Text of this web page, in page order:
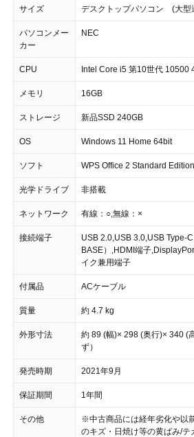
サイズ デスクトップパソコン (大型
パソコンメー
カー
NEC
CPU Intel Core i5 第10世代 10500
メモリ 16GB
ストレージ 新品SSD 240GB
OS Windows 11 Home 64bit
ソフト WPS Office 2 Standard Edition
光学ドライブ 非搭載
ネットワーク 有線：○,無線：×
接続端子
USB 2.0,USB 3.0,USB Type-
BASE）,HDMI端子
イク兼用端子
付属品 ACケーブル
質量 約 4.7 kg
外形寸法
約 89 (幅)× 298 (奥行)× 340 (
ず）
発売時期 2021年9月
保証期間 1年間
その他
※中古商品には経年劣化や以
のキズ・日焼け等の黄ばみ/